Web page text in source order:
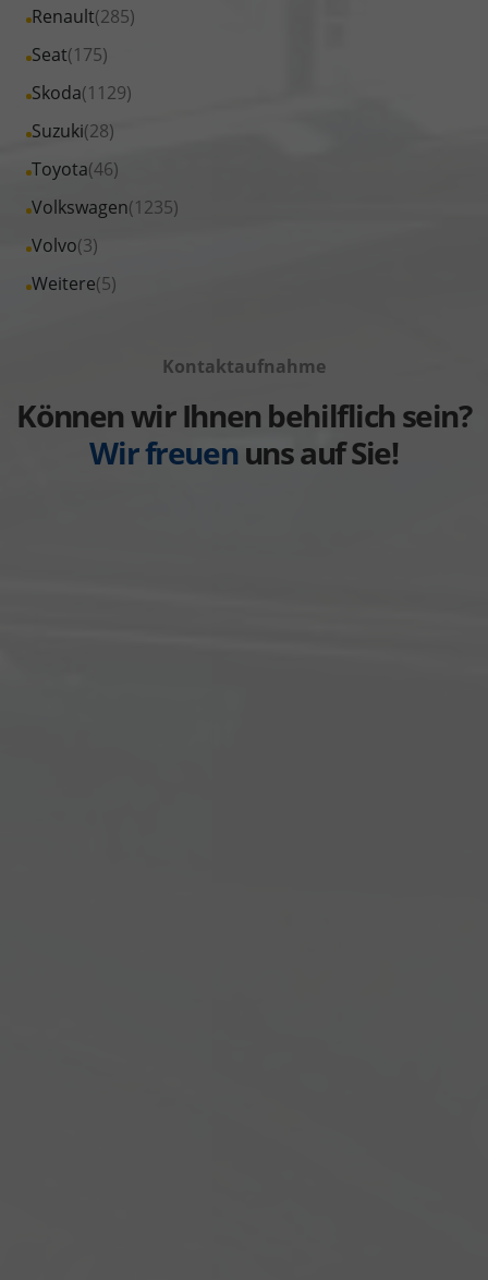
anzeigen
Opel
anzeigen
Fahrzeuge
Peugeot
anzeigen
Renault(285)
Alle
Fahrzeuge
Renault
anzeigen
Seat(175)
Alle
Fahrzeuge
Seat
anzeigen
Skoda(1129)
Alle
Fahrzeuge
Skoda
anzeigen
Suzuki(28)
Alle
Fahrzeuge
Suzuki
anzeigen
Toyota(46)
Alle
Fahrzeuge
Toyota
anzeigen
Volkswagen(1235)
Alle
Fahrzeuge
Volkswagen
Volvo(3)
Alle
Fahrzeuge
Weitere(5)
Alle
anzeigen
Kontaktaufnahme
Können wir Ihnen behilflich sein?
Wir freuenuns auf Sie!